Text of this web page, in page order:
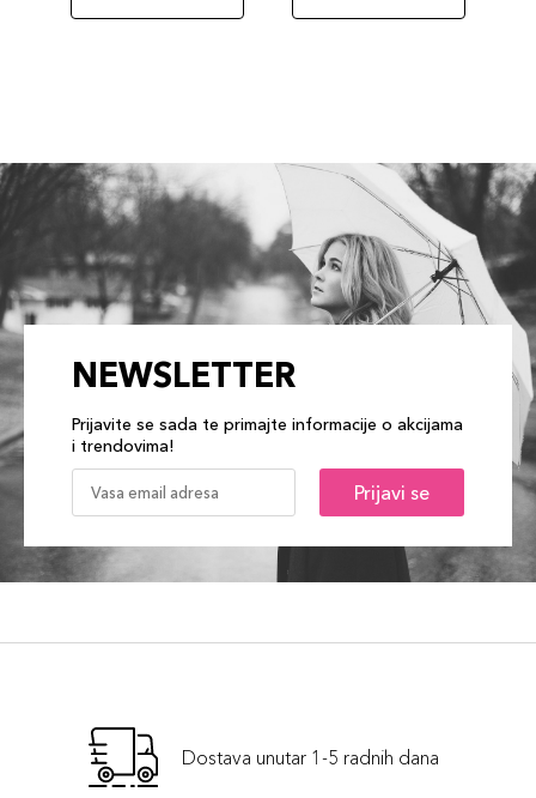
NEWSLETTER
Prijavite se sada te primajte informacije o akcijama
i trendovima!
Prijavi se
Dostava unutar 1-5 radnih dana